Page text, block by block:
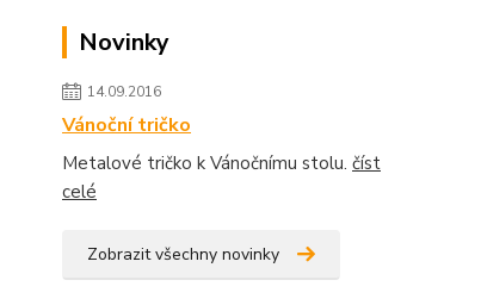
Novinky
14.09.2016
Vánoční tričko
Metalové tričko k Vánočnímu stolu. číst
celé
Zobrazit všechny novinky